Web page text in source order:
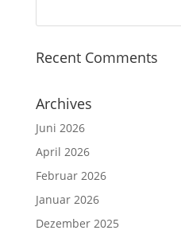
Recent Comments
Archives
Juni 2026
April 2026
Februar 2026
Januar 2026
Dezember 2025